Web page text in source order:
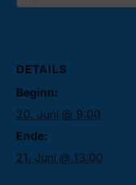
DETAILS
Beginn:
20. Juni @ 9:00
Ende:
21. Juni @ 13:00